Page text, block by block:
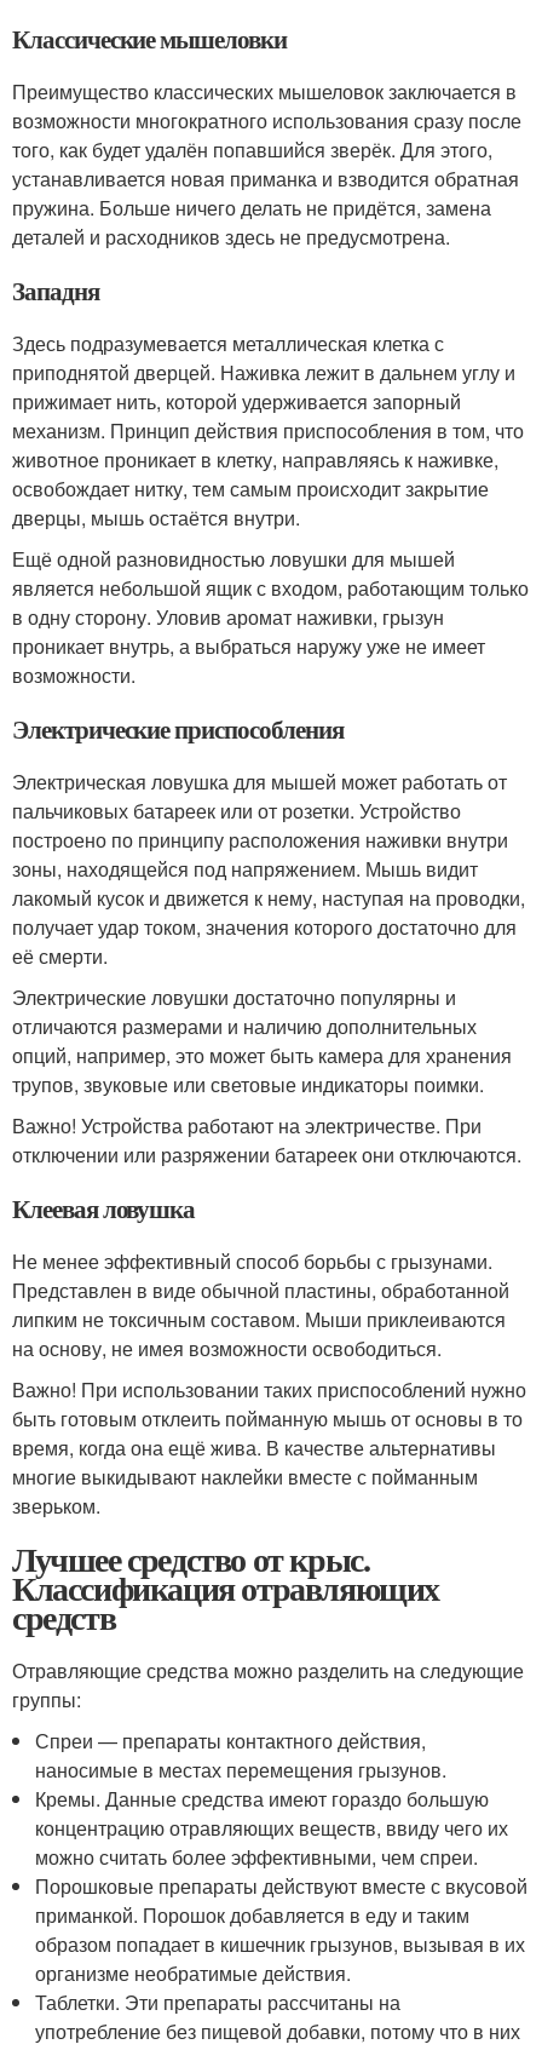
Классические мышеловки
Преимущество классических мышеловок заключается в
возможности многократного использования сразу после
того, как будет удалён попавшийся зверёк. Для этого,
устанавливается новая приманка и взводится обратная
пружина. Больше ничего делать не придётся, замена
деталей и расходников здесь не предусмотрена.
Западня
Здесь подразумевается металлическая клетка с
приподнятой дверцей. Наживка лежит в дальнем углу и
прижимает нить, которой удерживается запорный
механизм. Принцип действия приспособления в том, что
животное проникает в клетку, направляясь к наживке,
освобождает нитку, тем самым происходит закрытие
дверцы, мышь остаётся внутри.
Ещё одной разновидностью ловушки для мышей
является небольшой ящик с входом, работающим только
в одну сторону. Уловив аромат наживки, грызун
проникает внутрь, а выбраться наружу уже не имеет
возможности.
Электрические приспособления
Электрическая ловушка для мышей может работать от
пальчиковых батареек или от розетки. Устройство
построено по принципу расположения наживки внутри
зоны, находящейся под напряжением. Мышь видит
лакомый кусок и движется к нему, наступая на проводки,
получает удар током, значения которого достаточно для
её смерти.
Электрические ловушки достаточно популярны и
отличаются размерами и наличию дополнительных
опций, например, это может быть камера для хранения
трупов, звуковые или световые индикаторы поимки.
Важно! Устройства работают на электричестве. При
отключении или разряжении батареек они отключаются.
Клеевая ловушка
Не менее эффективный способ борьбы с грызунами.
Представлен в виде обычной пластины, обработанной
липким не токсичным составом. Мыши приклеиваются
на основу, не имея возможности освободиться.
Важно! При использовании таких приспособлений нужно
быть готовым отклеить пойманную мышь от основы в то
время, когда она ещё жива. В качестве альтернативы
многие выкидывают наклейки вместе с пойманным
зверьком.
Лучшее средство от крыс.
Классификация отравляющих
средств
Отравляющие средства можно разделить на следующие
группы:
Спреи — препараты контактного действия,
наносимые в местах перемещения грызунов.
Кремы. Данные средства имеют гораздо большую
концентрацию отравляющих веществ, ввиду чего их
можно считать более эффективными, чем спреи.
Порошковые препараты действуют вместе с вкусовой
приманкой. Порошок добавляется в еду и таким
образом попадает в кишечник грызунов, вызывая в их
организме необратимые действия.
Таблетки. Эти препараты рассчитаны на
употребление без пищевой добавки, потому что в них